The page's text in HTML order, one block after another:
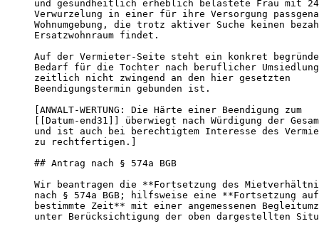
und gesundheitlich erheblich belastete Frau mit
Verwurzelung in einer für ihre Versorgung
Wohnumgebung, die trotz aktiver Suche keinen
Ersatzwohnraum findet.
Auf der Vermieter-Seite steht ein konkret
Bedarf für die Tochter nach beruflicher
zeitlich nicht zwingend an den hier gesetzten
Beendigungstermin gebunden ist.
[ANWALT-WERTUNG: Die Härte einer Beendigung zum
[[Datum-end31]] überwiegt nach Würdigung der
und ist auch bei berechtigtem Interesse des
zu rechtfertigen.]
## Antrag nach § 574a BGB
Wir beantragen die **Fortsetzung des
nach § 574a BGB; hilfsweise eine **Fortsetzung auf
bestimmte Zeit** mit einer angemessenen
unter Berücksichtigung der oben dargestellten